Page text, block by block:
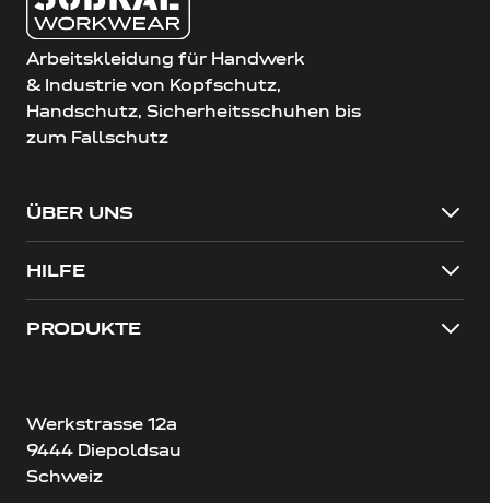
Arbeitskleidung für Handwerk
& Industrie von Kopfschutz,
Handschutz, Sicherheitsschuhen bis
zum Fallschutz
ÜBER UNS
HILFE
PRODUKTE
Werkstrasse 12a
9444 Diepoldsau
Schweiz